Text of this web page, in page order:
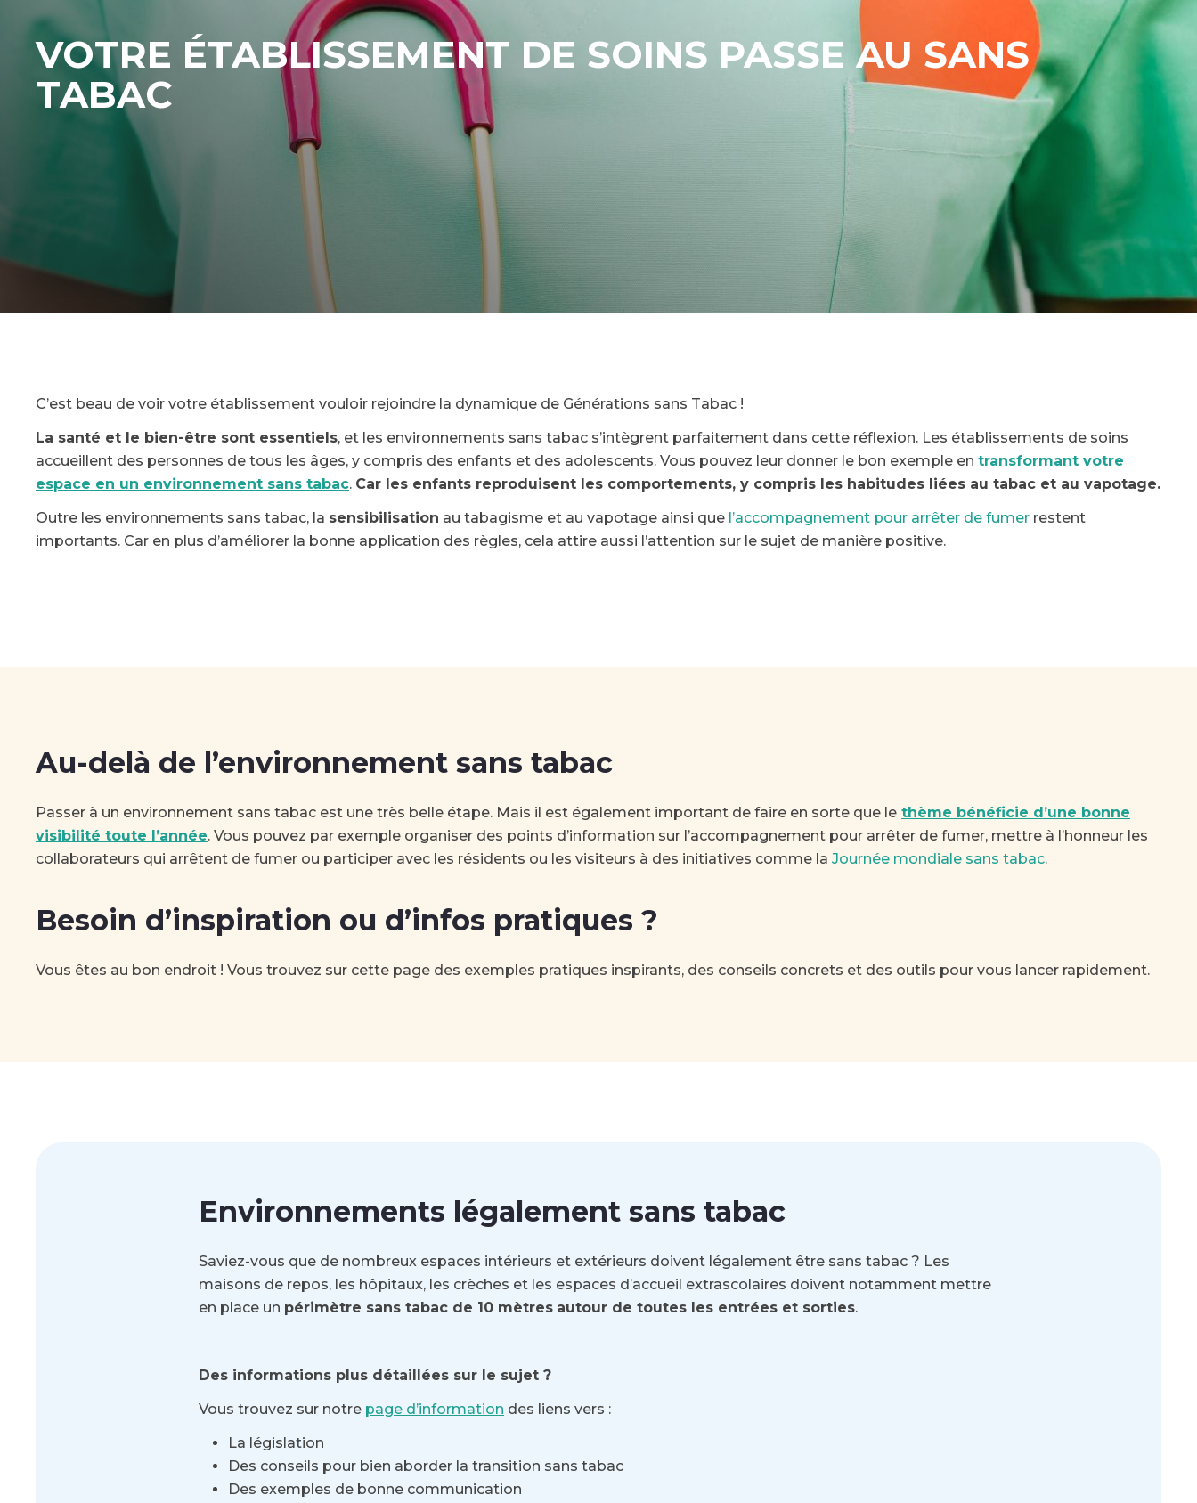
VOTRE ÉTABLISSEMENT DE SOINS PASSE AU SANS
TABAC
C’est beau de voir votre établissement vouloir rejoindre la dynamique de Générations sans Tabac !
La santé et le bien-être sont essentiels, et les environnements sans tabac s’intègrent parfaitement dans cette réflexion. Les établissements de soins
accueillent des personnes de tous les âges, y compris des enfants et des adolescents. Vous pouvez leur donner le bon exemple en transformant votre
espace en un environnement sans tabac. Car les enfants reproduisent les comportements, y compris les habitudes liées au tabac et au vapotage.
Outre les environnements sans tabac, la sensibilisation au tabagisme et au vapotage ainsi que l’accompagnement pour arrêter de fumer restent
importants. Car en plus d’améliorer la bonne application des règles, cela attire aussi l’attention sur le sujet de manière positive.
Au-delà de l’environnement sans tabac
Passer à un environnement sans tabac est une très belle étape. Mais il est également important de faire en sorte que le thème bénéficie d’une bonne
visibilité toute l’année. Vous pouvez par exemple organiser des points d’information sur l’accompagnement pour arrêter de fumer, mettre à l’honneur les
collaborateurs qui arrêtent de fumer ou participer avec les résidents ou les visiteurs à des initiatives comme la Journée mondiale sans tabac.
Besoin d’inspiration ou d’infos pratiques ?
Vous êtes au bon endroit ! Vous trouvez sur cette page des exemples pratiques inspirants, des conseils concrets et des outils pour vous lancer rapidement.
Environnements légalement sans tabac
Saviez-vous que de nombreux espaces intérieurs et extérieurs doivent légalement être sans tabac ? Les
maisons de repos, les hôpitaux, les crèches et les espaces d’accueil extrascolaires doivent notamment mettre
en place un périmètre sans tabac de 10 mètres autour de toutes les entrées et sorties.
Des informations plus détaillées sur le sujet ?
Vous trouvez sur notre page d’information des liens vers :
La législation
Des conseils pour bien aborder la transition sans tabac
Des exemples de bonne communication